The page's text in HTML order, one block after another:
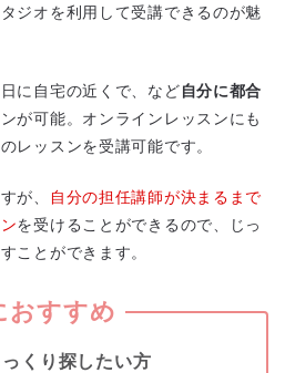
ジオを利用して受講できるのが魅
に自宅の近くで、など自分に都合
が可能。オンラインレッスンにも
レッスンを受講可能です。
が、
自分の担任講師が決まるまで
を受けることができるので、じっ
ことができます。
くり探したい方